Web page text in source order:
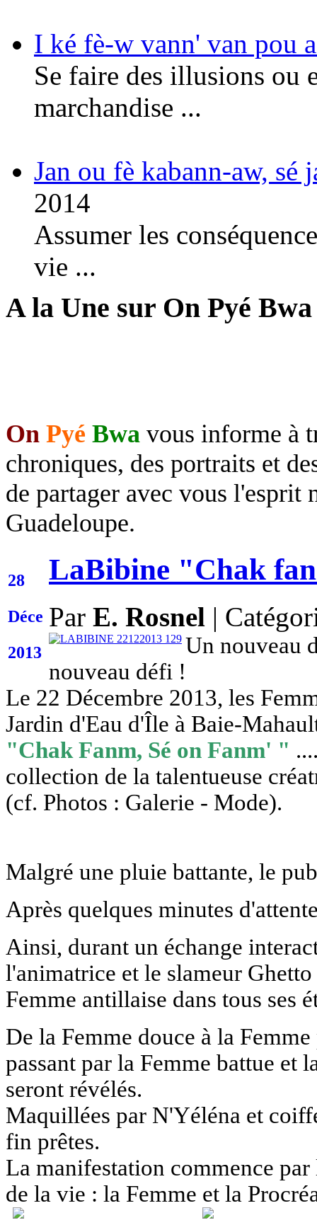
I ké fè-w vann' van pou
Se faire des illusions ou
marchandise ...
Jan ou fè kabann-aw, sé
2014
Assumer les
vie ...
A la Une sur On Pyé Bwa
On Pyé Bwa vous informe à
chroniques, des portraits et
de partager avec vous l'esprit
Guadeloupe.
28
Déce
2013
LaBibine "Chak
Par E. Rosnel |
Un nouveau
nouveau défi !
Le 22 Décembre 2013, les
Jardin d'Eau d'Île à Baie-
"Chak Fanm, Sé on Fanm' "
collection de la talentueuse
(cf. Photos : Galerie - Mode).
Malgré une pluie battante, le
Après quelques minutes
Ainsi, durant un échange
l'animatrice et le slameur
Femme antillaise dans tous ses
De la Femme douce à la
passant par la Femme battue et
seront révélés.
Maquillées par N'Yéléna et
fin prêtes.
La manifestation commence
de la vie : la Femme et la